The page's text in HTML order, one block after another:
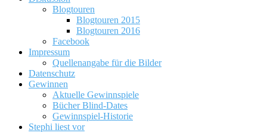
Blogtouren
Blogtouren 2015
Blogtouren 2016
Facebook
Impressum
Quellenangabe für die Bilder
Datenschutz
Gewinnen
Aktuelle Gewinnspiele
Bücher Blind-Dates
Gewinnspiel-Historie
Stephi liest vor